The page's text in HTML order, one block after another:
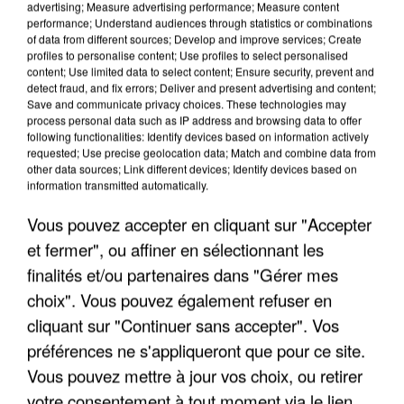
APRÈS TOUTES CES CANICULES, LES REFUGES
DE FAUNE SAUVAGE SONT...
advertising; Measure advertising performance; Measure content
performance; Understand audiences through statistics or combinations
of data from different sources; Develop and improve services; Create
profiles to personalise content; Use profiles to select personalised
content; Use limited data to select content; Ensure security, prevent and
detect fraud, and fix errors; Deliver and present advertising and content;
Save and communicate privacy choices. These technologies may
process personal data such as IP address and browsing data to offer
following functionalities: Identify devices based on information actively
requested; Use precise geolocation data; Match and combine data from
other data sources; Link different devices; Identify devices based on
information transmitted automatically.
Vous pouvez accepter en cliquant sur "Accepter
et fermer", ou affiner en sélectionnant les
finalités et/ou partenaires dans "Gérer mes
choix". Vous pouvez également refuser en
cliquant sur "Continuer sans accepter". Vos
préférences ne s'appliqueront que pour ce site.
Vous pouvez mettre à jour vos choix, ou retirer